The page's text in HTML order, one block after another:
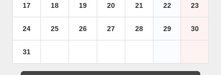
17 18 19 20 21 22 23
24 25 26 27 28 29 30
31